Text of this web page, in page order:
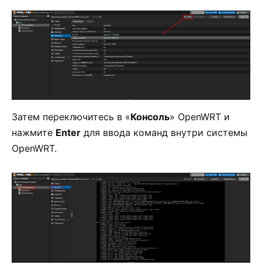
Затем переключитесь в «Консоль» OpenWRT и
нажмите Enter для ввода команд внутри системы
OpenWRT.